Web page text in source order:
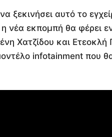
ξεκινήσει αυτό το
νέα εκπομπή θα φέρει
Χατζίδου και
infotainment που